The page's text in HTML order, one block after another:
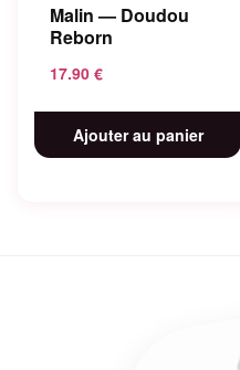
Malin — Doudou
Reborn
17.90 €
Ajouter au panier